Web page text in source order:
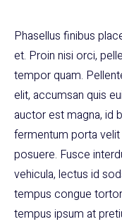
Phasellus finibus
et. Proin nisi orci,
tempor quam.
elit, accumsan quis
auctor est magna, id
fermentum porta
posuere. Fusce
vehicula, lectus id
tempus congue
tempus ipsum at